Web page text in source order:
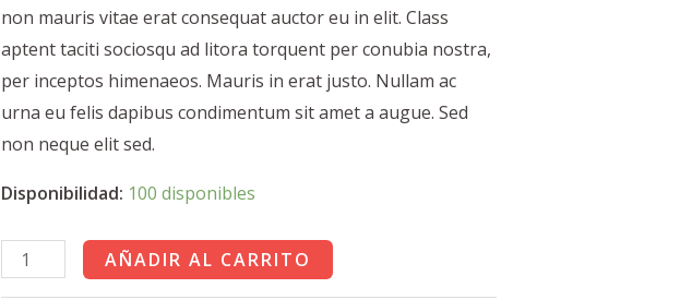
non mauris vitae erat consequat auctor eu in elit. Class
aptent taciti sociosqu ad litora torquent per conubia nostra,
per inceptos himenaeos. Mauris in erat justo. Nullam ac
urna eu felis dapibus condimentum sit amet a augue. Sed
non neque elit sed.
Disponibilidad: 100 disponibles
Printed
Orange
AÑADIR AL CARRITO